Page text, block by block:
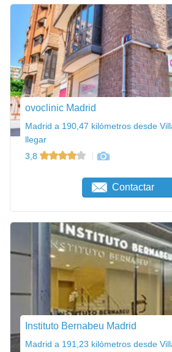
ovoclinic Madrid
Madrid a 190,47 kilómetros desde
llegar
3,8
Contactar
Instituto Bernabeu Madrid
Madrid a 191,23 kilómetros desde